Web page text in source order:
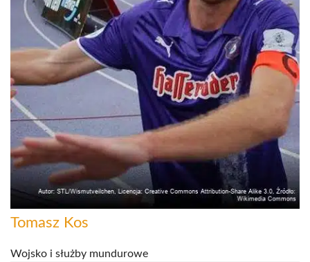
Tomasz Kos
Wojsko i służby mundurowe